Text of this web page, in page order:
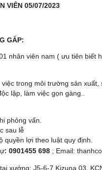
VIÊN 05/07/2023
GẤP:
nhân viên nam ( ưu tiên biết
trong môi trường sản xuất,
lập, làm việc gọn gàng..
phỏng vấn.
sau lễ
quyền lợi theo luật quy định.
: 0901455 698 ; Email:
xưởng: J5-6-7 Kizuna 03,